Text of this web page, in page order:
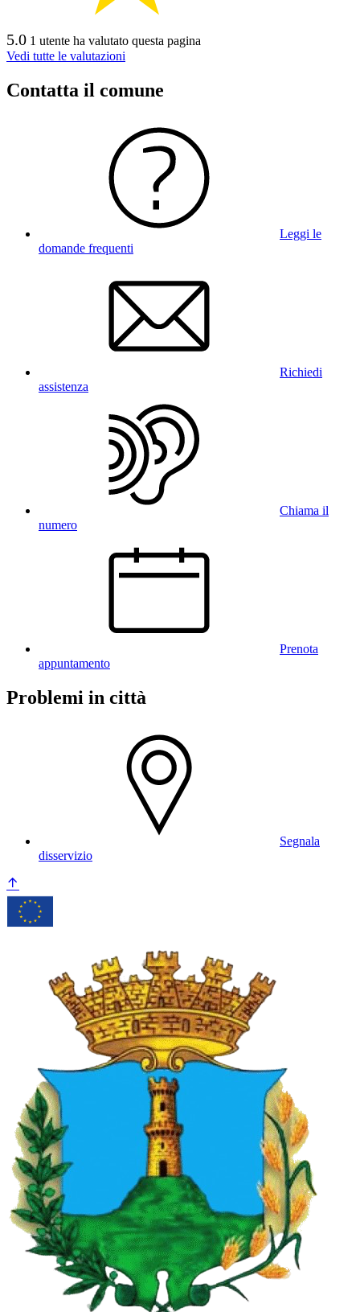
5.0 1 utente ha valutato questa pagina
Vedi tutte le valutazioni
Contatta il comune
Leggi le
domande frequenti
Richiedi
assistenza
Chiama il
numero
Prenota
appuntamento
Problemi in città
Segnala
disservizio